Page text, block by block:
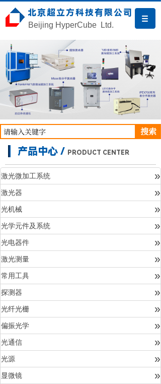
北京超立方科技有限公司
Beijing HyperCube Ltd.
搜索
产品中心 / PRODUCT CENTER
激光微加工系统 »
激光器 »
光机械 »
光学元件及系统 »
光电器件 »
激光测量 »
常用工具 »
探测器 »
光纤光栅 »
偏振光学 »
光通信 »
光源 »
显微镜 »